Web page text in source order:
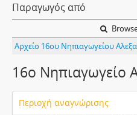
Παραγωγός από
Αρχείο 16ου Νηπιαγωγείου
16ο Νηπιαγωγείο
Περιοχή αναγνώρισης